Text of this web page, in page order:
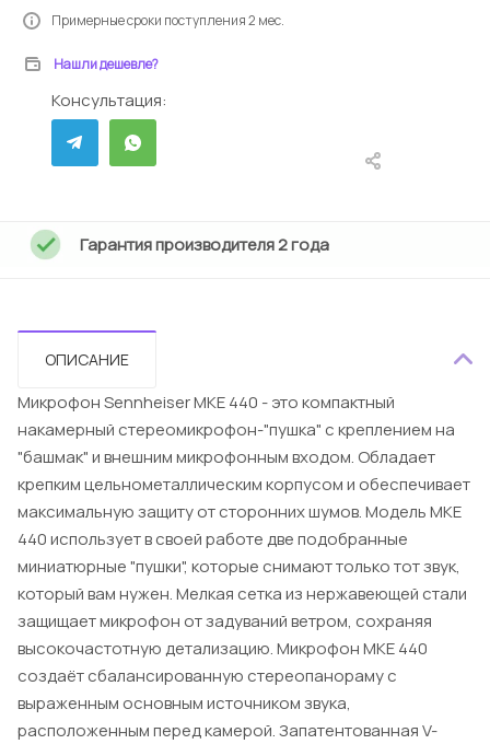
Гарантия производителя 2 года
Примерные сроки поступления 2 мес.
Нашли дешевле?
Консультация:
ОПИСАНИЕ
Микрофон Sennheiser MKE 440 - это компактный
накамерный стереомикрофон-"пушка" с креплением на
"башмак" и внешним микрофонным входом. Обладает
крепким цельнометаллическим корпусом и обеспечивает
максимальную защиту от сторонних шумов. Модель MKE
440 использует в своей работе две подобранные
миниатюрные "пушки", которые снимают только тот звук,
который вам нужен. Мелкая сетка из нержавеющей стали
защищает микрофон от задуваний ветром, сохраняя
высокочастотную детализацию. Микрофон MKE 440
создаёт сбалансированную стереопанораму с
выраженным основным источником звука,
расположенным перед камерой. Запатентованная V-